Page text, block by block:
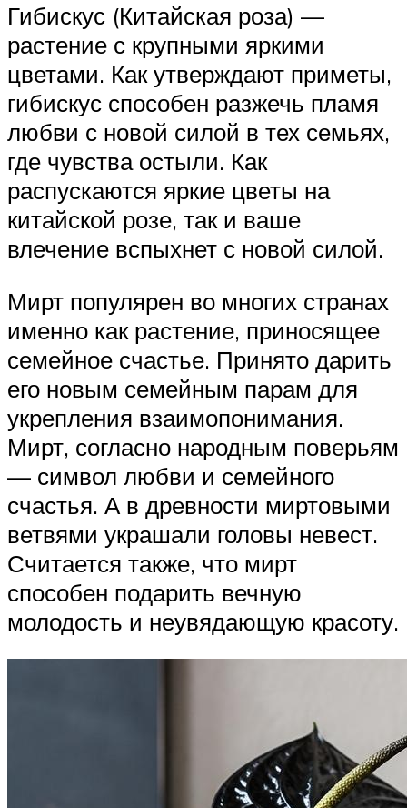
Гибискус (Китайская роза) —
растение с крупными яркими
цветами. Как утверждают приметы,
гибискус способен разжечь пламя
любви с новой силой в тех семьях,
где чувства остыли. Как
распускаются яркие цветы на
китайской розе, так и ваше
влечение вспыхнет с новой силой.
Мирт популярен во многих странах
именно как растение, приносящее
семейное счастье. Принято дарить
его новым семейным парам для
укрепления взаимопонимания.
Мирт, согласно народным поверьям
— символ любви и семейного
счастья. А в древности миртовыми
ветвями украшали головы невест.
Считается также, что мирт
способен подарить вечную
молодость и неувядающую красоту.